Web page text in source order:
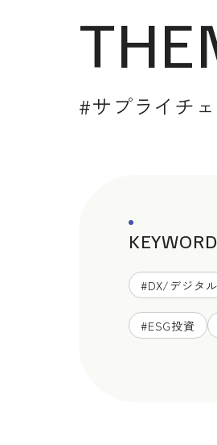
#サプライチ
#DX/デジタル
#ESG投資